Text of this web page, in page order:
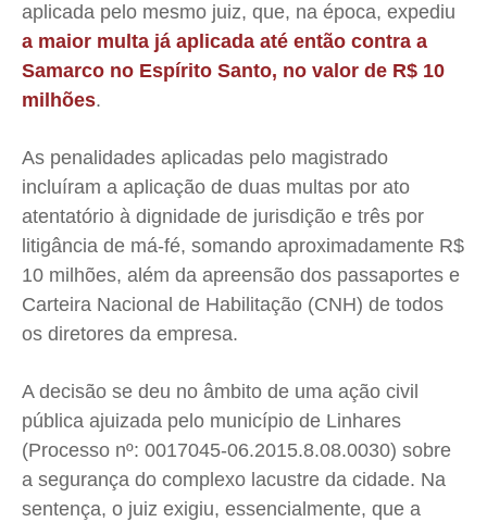
aplicada pelo mesmo juiz, que, na época, expediu
a maior multa já aplicada até então contra a
Samarco no Espírito Santo, no valor de R$ 10
milhões.
As penalidades aplicadas pelo magistrado
incluíram a aplicação de duas multas por ato
atentatório à dignidade de jurisdição e três por
litigância de má-fé, somando aproximadamente R$
10 milhões, além da apreensão dos passaportes e
Carteira Nacional de Habilitação (CNH) de todos
os diretores da empresa.
A decisão se deu no âmbito de uma ação civil
pública ajuizada pelo município de Linhares
(Processo nº: 0017045-06.2015.8.08.0030) sobre
a segurança do complexo lacustre da cidade. Na
sentença, o juiz exigiu, essencialmente, que a